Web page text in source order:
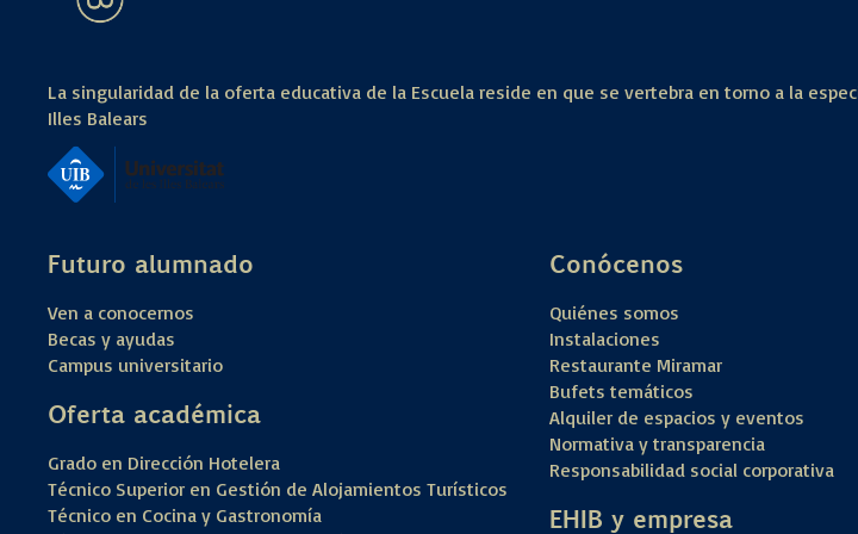
La singularidad de la oferta educativa de la Escuela reside en que se vertebra en torno a la
Illes Balears
Futuro alumnado
Ven a conocernos
Becas y ayudas
Campus universitario
Oferta académica
Grado en Dirección Hotelera
Técnico Superior en Gestión de Alojamientos Turísticos
Técnico en Cocina y Gastronomía
Conócenos
Quiénes somos
Instalaciones
Restaurante Miramar
Bufets temáticos
Alquiler de espacios y eventos
Normativa y transparencia
Responsabilidad social corporativa
EHIB y empresa